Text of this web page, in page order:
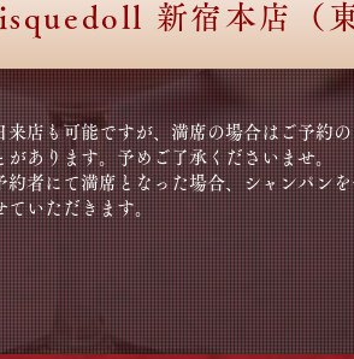
新宿本店（
店も可能ですが、満席の場合はご予約の
があります。予めご了承くださいませ。​
者にて満席となった場合、シャンパン
いただきます。